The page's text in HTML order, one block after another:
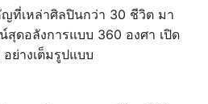
ที่เหล่าศิลปินกว่า 30 ชีวิต มา
สุดอลังการแบบ 360 องศา เปิด
ย่างเต็มรูปแบบ